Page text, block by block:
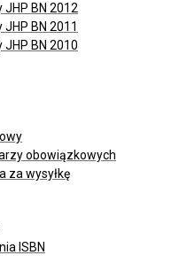
BN 2012
BN 2011
BN 2010
obowiązkowych
za wysyłkę
ISBN